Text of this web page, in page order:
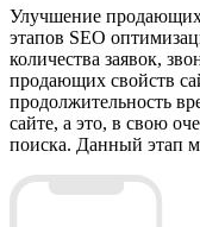
Улучшение продающих
этапов SEO
количества заявок,
продающих свойств
продолжительность
сайте, а это, в свою
поиска. Данный этап